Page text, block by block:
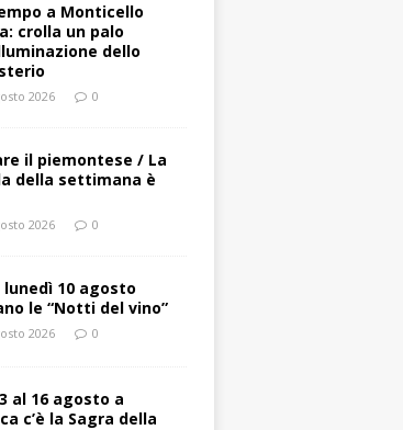
a Monticello
crolla un palo
dello
2026 0
il piemontese / La
della settimana è
2026 0
lunedì 10 agosto
le “Notti del vino”
2026 0
al 16 agosto a
c’è la Sagra della